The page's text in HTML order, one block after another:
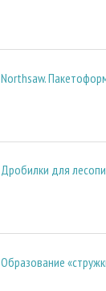
Northsaw.
Дробилки для
Образование